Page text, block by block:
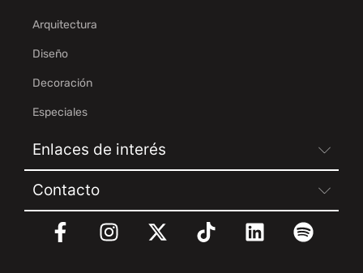
Arquitectura
Diseño
Decoración
Especiales
Enlaces de interés
Contacto